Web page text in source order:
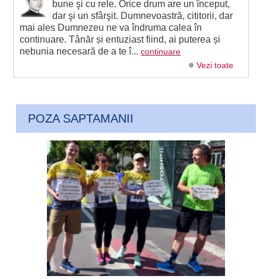
bune şi cu rele. Orice drum are un început,
dar şi un sfârşit. Dumnevoastră, cititorii, dar
mai ales Dumnezeu ne va îndruma calea în
continuare. Tânăr și entuziast fiind, ai puterea și
nebunia necesară de a te î...continuare
Vezi toate
POZA SAPTAMANII